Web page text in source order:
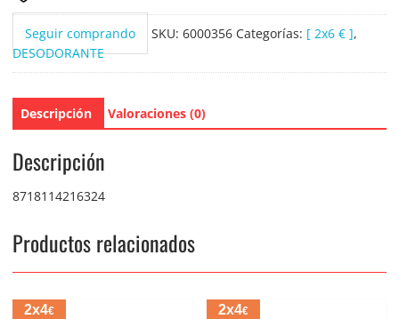
Seguir comprando SKU: 6000356 Categorías: [ 2x6 € ],
DESODORANTE
Descripción Valoraciones (0)
Descripción
8718114216324
Productos relacionados
2x4€ 2x4€